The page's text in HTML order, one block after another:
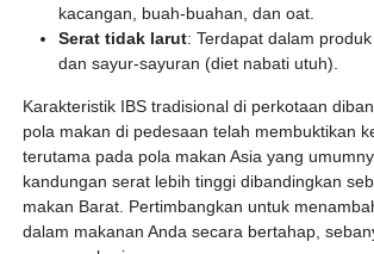
kacangan, buah-buahan, dan oat.
Serat tidak larut: Terdapat dalam
dan sayur-sayuran (diet nabati utuh).
Karakteristik IBS tradisional di perkotaan
pola makan di pedesaan telah membuktikan
terutama pada pola makan Asia yang
kandungan serat lebih tinggi dibandingkan
makan Barat. Pertimbangkan untuk
dalam makanan Anda secara bertahap,